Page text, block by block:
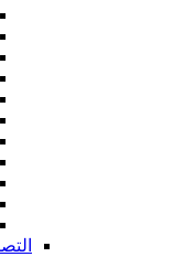
التصميم